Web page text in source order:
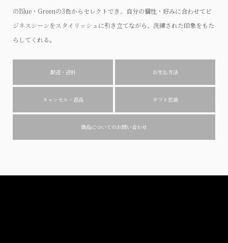
のBlue・Greenの3色からセレクトでき、自分の個性・好みに合わせてビ
ジネスシーンをスタイリッシュに引き立てながら、洗練された印象をもた
らしてくれる。
配送・送料 お支払方法
キャンセル・返品 ギフト包装
商品についてのお問い合わせ